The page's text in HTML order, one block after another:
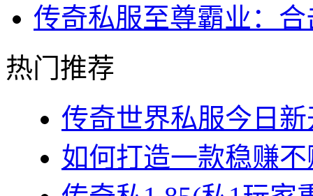
传奇私服至尊霸业：
热门推荐
传奇世界私服今日
如何打造一款稳赚